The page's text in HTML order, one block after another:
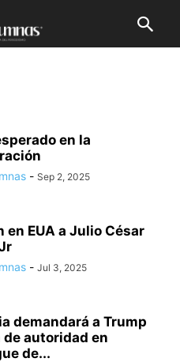
en la
- Sep 2, 2025
en EUA a Julio César
- Jul 3, 2025
demandará a Trump
autoridad en
de...